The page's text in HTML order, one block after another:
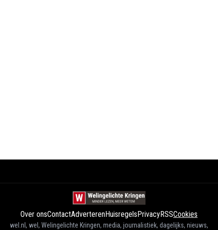
Over onsContactAdverterenHuisregels PrivacyRSSCookies
wel.nl, wel, Welingelichte Kringen, media, journalistiek, dagelijks, nieuws,